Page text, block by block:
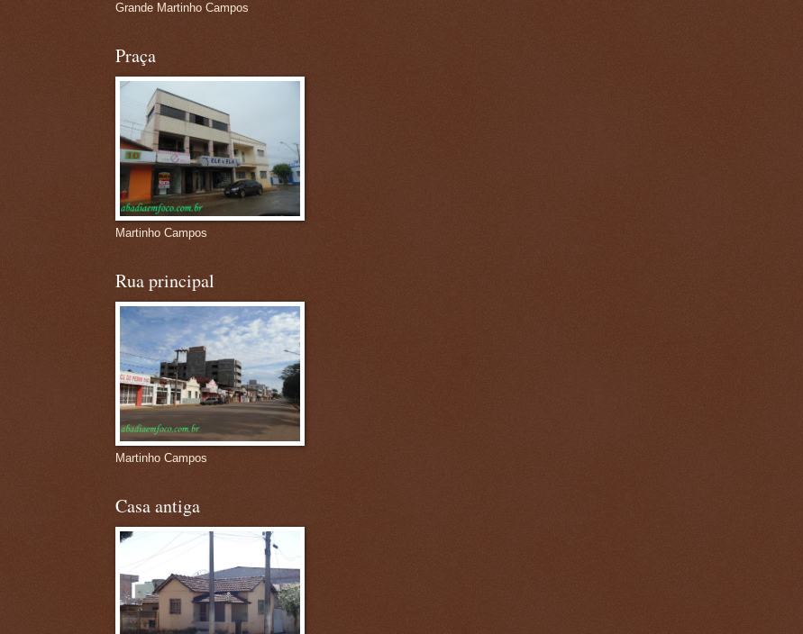
Grande Martinho Campos
Praça
Martinho Campos
Rua principal
Martinho Campos
Casa antiga